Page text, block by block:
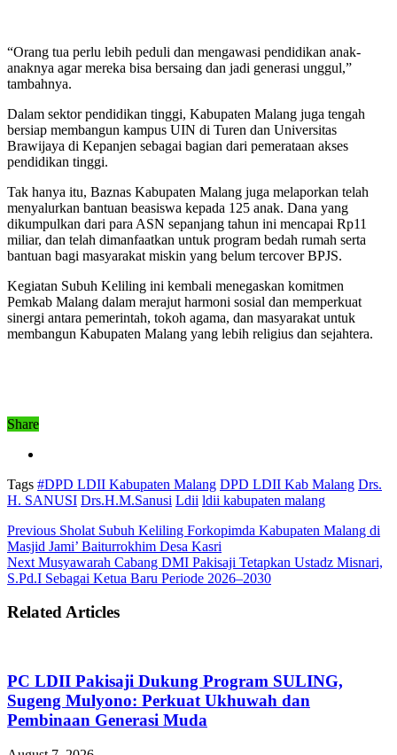
“Orang tua perlu lebih peduli dan mengawasi pendidikan anak-
anaknya agar mereka bisa bersaing dan jadi generasi unggul,”
tambahnya.
Dalam sektor pendidikan tinggi, Kabupaten Malang juga tengah
bersiap membangun kampus UIN di Turen dan Universitas
Brawijaya di Kepanjen sebagai bagian dari pemerataan akses
pendidikan tinggi.
Tak hanya itu, Baznas Kabupaten Malang juga melaporkan telah
menyalurkan bantuan beasiswa kepada 125 anak. Dana yang
dikumpulkan dari para ASN sepanjang tahun ini mencapai Rp11
miliar, dan telah dimanfaatkan untuk program bedah rumah serta
bantuan bagi masyarakat miskin yang belum tercover BPJS.
Kegiatan Subuh Keliling ini kembali menegaskan komitmen
Pemkab Malang dalam merajut harmoni sosial dan memperkuat
sinergi antara pemerintah, tokoh agama, dan masyarakat untuk
membangun Kabupaten Malang yang lebih religius dan sejahtera.
Share
Tags #DPD LDII Kabupaten Malang DPD LDII Kab Malang Drs.
H. SANUSI Drs.H.M.Sanusi Ldii ldii kabupaten malang
Previous Sholat Subuh Keliling Forkopimda Kabupaten Malang di
Masjid Jami’ Baiturrokhim Desa Kasri
Next Musyawarah Cabang DMI Pakisaji Tetapkan Ustadz Misnari,
S.Pd.I Sebagai Ketua Baru Periode 2026–2030
Related Articles
PC LDII Pakisaji Dukung Program SULING,
Sugeng Mulyono: Perkuat Ukhuwah dan
Pembinaan Generasi Muda